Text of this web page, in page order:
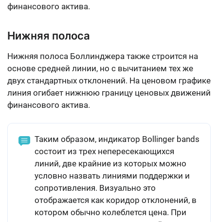
финансового актива.
Нижняя полоса
Нижняя полоса Боллинджера также строится на
основе средней линии, но с вычитанием тех же
двух стандартных отклонений. На ценовом графике
линия огибает нижнюю границу ценовых движений
финансового актива.
Таким образом, индикатор Bollinger bands
состоит из трех непересекающихся
линий, две крайние из которых можно
условно назвать линиями поддержки и
сопротивления. Визуально это
отображается как коридор отклонений, в
котором обычно колеблется цена. При